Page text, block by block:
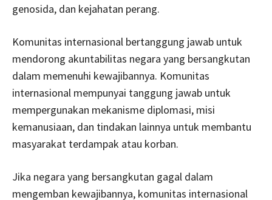
genosida, dan kejahatan perang.
Komunitas internasional bertanggung jawab untuk
mendorong akuntabilitas negara yang bersangkutan
dalam memenuhi kewajibannya. Komunitas
internasional mempunyai tanggung jawab untuk
mempergunakan mekanisme diplomasi, misi
kemanusiaan, dan tindakan lainnya untuk membantu
masyarakat terdampak atau korban.
Jika negara yang bersangkutan gagal dalam
mengemban kewajibannya, komunitas internasional